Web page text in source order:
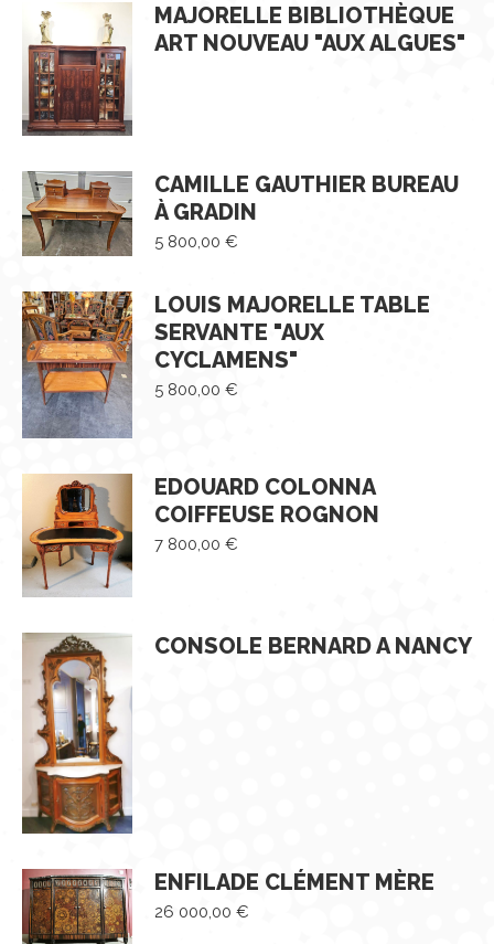
MAJORELLE BIBLIOTHÈQUE
ART NOUVEAU "AUX ALGUES"
CAMILLE GAUTHIER BUREAU
À GRADIN
5 800,00 €
LOUIS MAJORELLE TABLE
SERVANTE "AUX
CYCLAMENS"
5 800,00 €
EDOUARD COLONNA
COIFFEUSE ROGNON
7 800,00 €
CONSOLE BERNARD A NANCY
ENFILADE CLÉMENT MÈRE
26 000,00 €